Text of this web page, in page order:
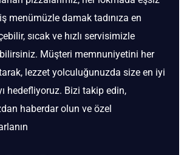
menümüzle damak tadınıza en
sıcak ve hızlı servisimizle
Müşteri memnuniyetini her
lezzet yolculuğunuzda size en iyi
hedefliyoruz. Bizi takip edin,
haberdar olun ve özel